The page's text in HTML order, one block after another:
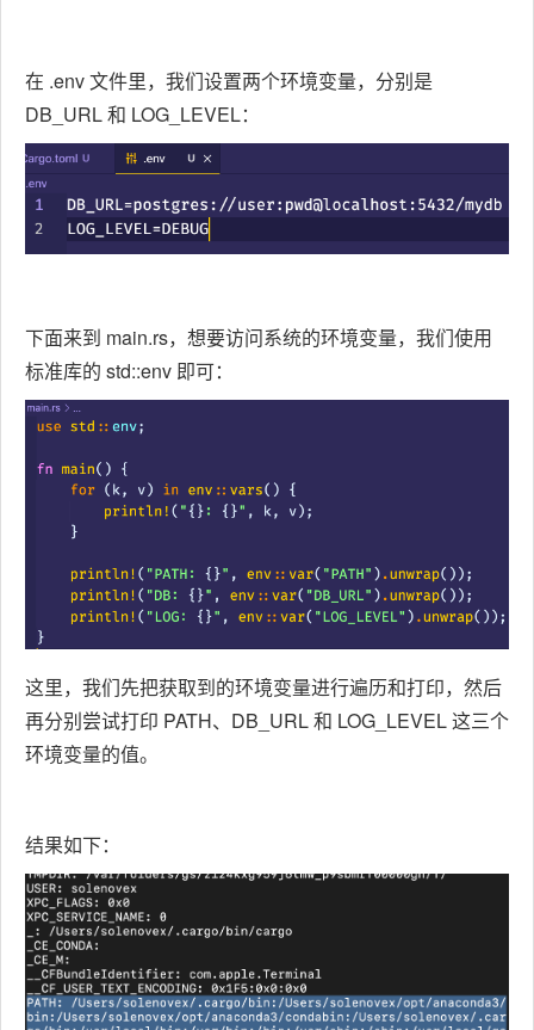
在 .env 文件里，我们设置两个环境变量，分别是
DB_URL 和 LOG_LEVEL：
下面来到 main.rs，想要访问系统的环境变量，我们使用
标准库的 std::env 即可：
这里，我们先把获取到的环境变量进行遍历和打印，然后
再分别尝试打印 PATH、DB_URL 和 LOG_LEVEL 这三个
环境变量的值。
结果如下：